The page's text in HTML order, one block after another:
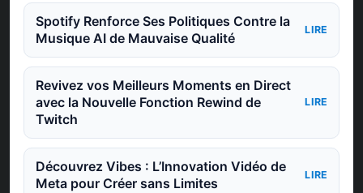
Spotify Renforce Ses Politiques Contre la
Musique AI de Mauvaise Qualité
LIRE
Revivez vos Meilleurs Moments en Direct
avec la Nouvelle Fonction Rewind de
Twitch
LIRE
Découvrez Vibes : L’Innovation Vidéo de
Meta pour Créer sans Limites
LIRE